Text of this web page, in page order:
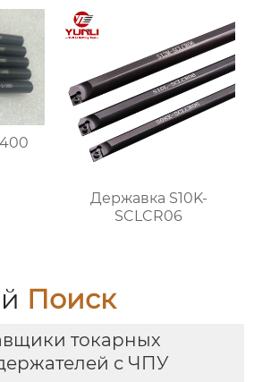
Державка S10K-
SCLCR06
Поиск
токарных
с ЧПУ